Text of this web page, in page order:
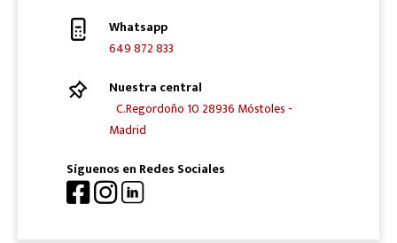
Whatsapp
649 872 833
Nuestra central
C.Regordoño 10 28936 Móstoles -
Madrid
Síguenos en Redes Sociales